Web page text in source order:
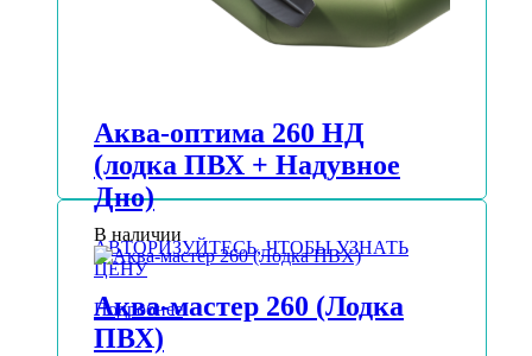
Аква-оптима 260 НД
(лодка ПВХ + Надувное
Дно)
АВТОРИЗУЙТЕСЬ, ЧТОБЫ УЗНАТЬ
ЦЕНУ
Подробнее
В наличии
Аква-мастер 260 (Лодка
ПВХ)